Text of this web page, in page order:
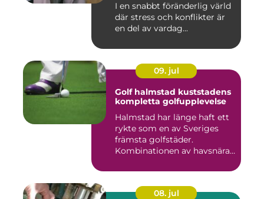
I en snabbt föränderlig värld
där stress och konflikter är
en del av vardag...
09. jul
Golf halmstad kuststadens
kompletta golfupplevelse
Halmstad har länge haft ett
rykte som en av Sveriges
främsta golfstäder.
Kombinationen av havsnära
08. jul